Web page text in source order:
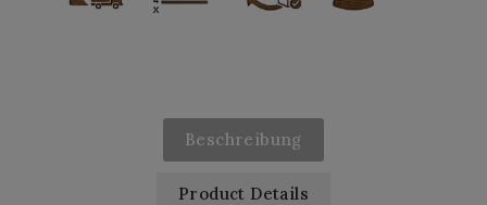
Beschreibung
Product Details